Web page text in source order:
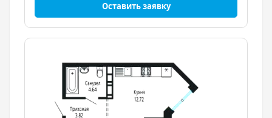
Оставить заявку